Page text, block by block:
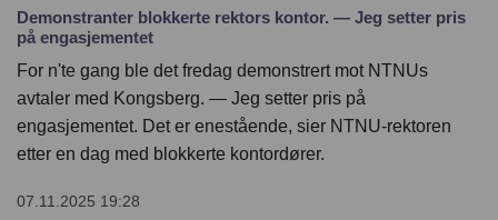
Demonstranter blokkerte rektors kontor. — Jeg setter pris
på engasjementet
For n'te gang ble det fredag demonstrert mot NTNUs
avtaler med Kongsberg. — Jeg setter pris på
engasjementet. Det er enestående, sier NTNU-rektoren
etter en dag med blokkerte kontordører.
07.11.2025 19:28